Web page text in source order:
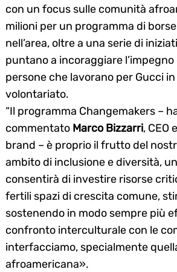
con un focus sulle comunità
milioni per un programma di
nell’area, oltre a una serie di
puntano a incoraggiare
persone che lavorano per Gucci
volontariato.
“Il programma Changemakers –
commentato Marco Bizzarri, CEO
brand – è proprio il frutto del
ambito di inclusione e diversità,
consentirà di investire risorse
fertili spazi di crescita comune,
sostenendo in modo sempre più
confronto interculturale con le
interfacciamo, specialmente
afroamericana».